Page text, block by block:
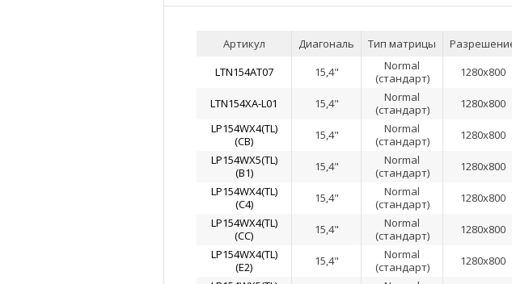
Артикул Диагональ Тип матрицы
LTN154AT07
15,4"
Normal
(стандарт)
1280x800
LTN154XA-L01 15,4"
Normal
(стандарт)
1280x800
LP154WX4(TL)
(CB)
15,4"
Normal
(стандарт)
1280x800
LP154WX5(TL)
(B1)
15,4"
Normal
(стандарт)
1280x800
LP154WX4(TL)
(C4)
15,4"
Normal
(стандарт)
1280x800
LP154WX4(TL)
(CС)
15,4"
Normal
(стандарт)
1280x800
LP154WX4(TL)
(E2)
15,4"
Normal
(стандарт)
1280x800